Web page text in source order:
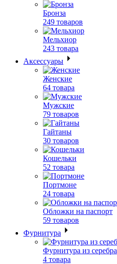
Бронза
249 товаров
Мельхиор
243 товара
Аксессуары
Женские
64 товара
Мужские
79 товаров
Гайтаны
30 товаров
Кошельки
52 товара
Портмоне
24 товара
Обложки на паспорт
59 товаров
Фурнитура
Фурнитура из серебра
4 товара